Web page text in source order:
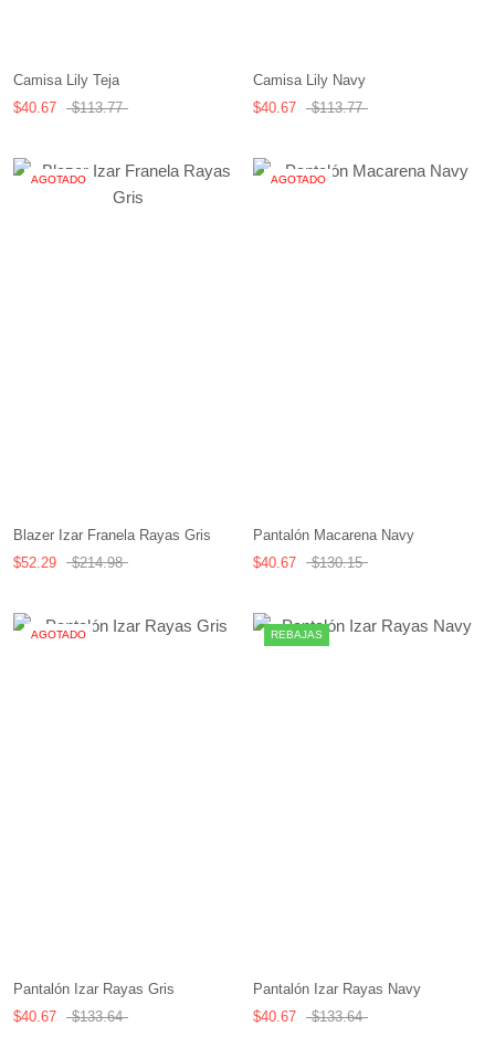
Camisa Lily Teja
$40.67
$113.77
Camisa Lily Navy
$40.67
$113.77
AGOTADO
Blazer Izar Franela Rayas Gris
$52.29
$214.98
AGOTADO
Pantalón Macarena Navy
$40.67
$130.15
AGOTADO
Pantalón Izar Rayas Gris
$40.67
$133.64
REBAJAS
Pantalón Izar Rayas Navy
$40.67
$133.64